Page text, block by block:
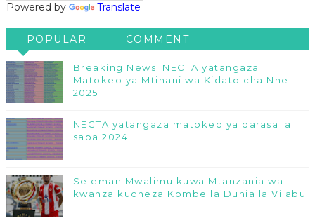
Powered by Translate
POPULAR COMMENT
Breaking News: NECTA yatangaza
Matokeo ya Mtihani wa Kidato cha Nne
2025
NECTA yatangaza matokeo ya darasa la
saba 2024
Seleman Mwalimu kuwa Mtanzania wa
kwanza kucheza Kombe la Dunia la Vilabu